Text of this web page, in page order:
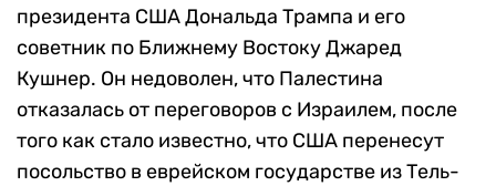
президента США Дональда Трампа и его
советник по Ближнему Востоку Джаред
Кушнер. Он недоволен, что Палестина
отказалась от переговоров с Израилем, после
того как стало известно, что США перенесут
посольство в еврейском государстве из Тель-